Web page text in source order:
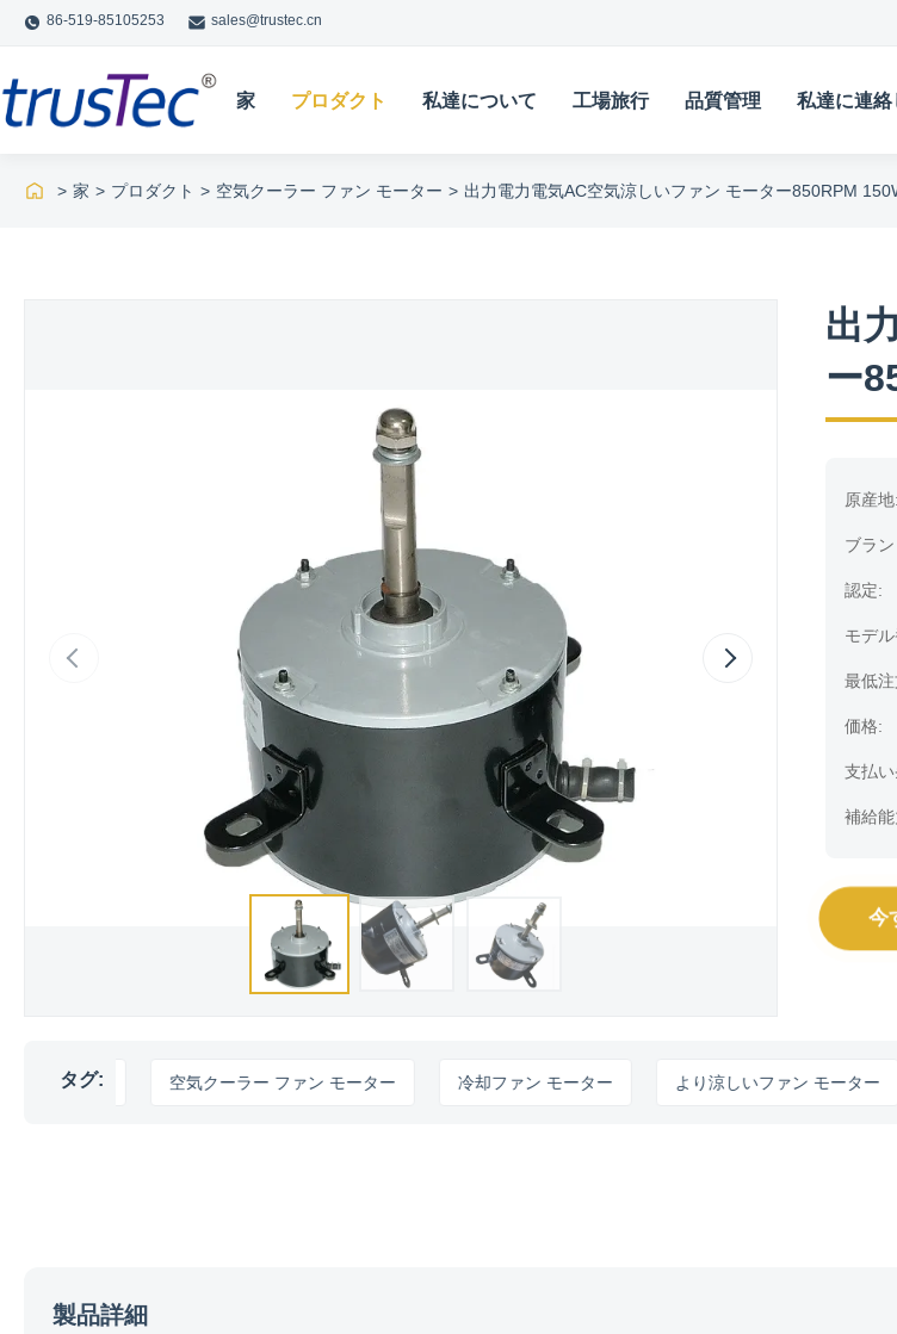
86-519-85105253 sales@trustec.cn
家 プロダクト 私達について 工場旅行 品質管理 私達に連
> 家 > プロダクト > 空気クーラー ファン モーター > 出力電力電気AC空気涼しいファン モーター850RPM
出
ー
原産地:
ブラ
認定:
モデ
最低
価格:
支払
補給
今
タグ: 空気クーラー ファン モーター 冷却ファン モーター より涼しいファン モーター
製品詳細